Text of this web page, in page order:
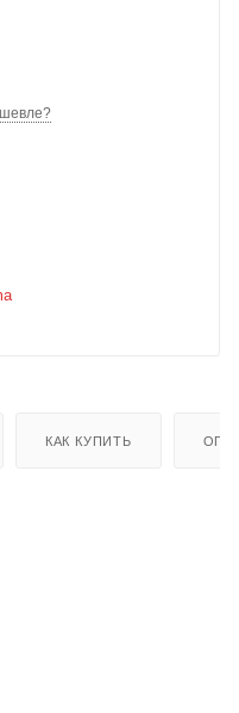
КАК КУПИТЬ